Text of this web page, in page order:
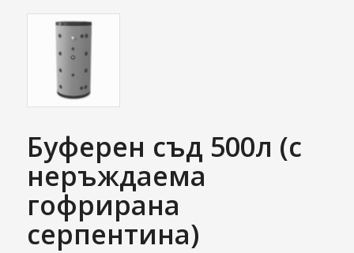
Буферен съд 500л (с
неръждаема
гофрирана
серпентина)